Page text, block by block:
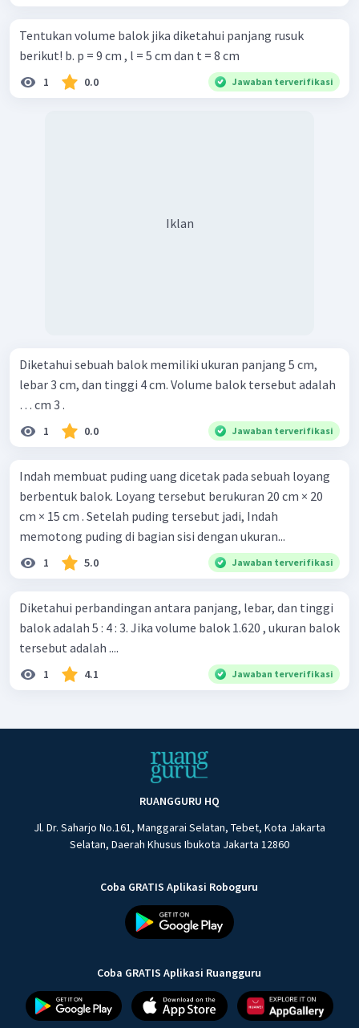
Tentukan volume balok jika diketahui panjang rusuk
berikut! b. p = 9 cm , l = 5 cm dan t = 8 cm
1 0.0 Jawaban terverifikasi
Iklan
Diketahui sebuah balok memiliki ukuran panjang 5 cm,
lebar 3 cm, dan tinggi 4 cm. Volume balok tersebut adalah
… cm 3 .
1 0.0 Jawaban terverifikasi
Indah membuat puding uang dicetak pada sebuah loyang
berbentuk balok. Loyang tersebut berukuran 20 cm × 20
cm × 15 cm . Setelah puding tersebut jadi, Indah
memotong puding di bagian sisi dengan ukuran...
1 5.0 Jawaban terverifikasi
Diketahui perbandingan antara panjang, lebar, dan tinggi
balok adalah 5 : 4 : 3. Jika volume balok 1.620 , ukuran balok
tersebut adalah ....
1 4.1 Jawaban terverifikasi
RUANGGURU HQ
Jl. Dr. Saharjo No.161, Manggarai Selatan, Tebet, Kota Jakarta
Selatan, Daerah Khusus Ibukota Jakarta 12860
Coba GRATIS Aplikasi Roboguru
Coba GRATIS Aplikasi Ruangguru